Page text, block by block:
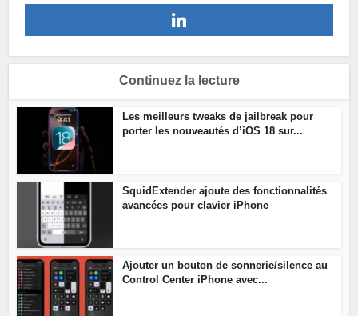
Continuez la lecture
Les meilleurs tweaks de jailbreak pour
porter les nouveautés d’iOS 18 sur...
SquidExtender ajoute des fonctionnalités
avancées pour clavier iPhone
Ajouter un bouton de sonnerie/silence au
Control Center iPhone avec...